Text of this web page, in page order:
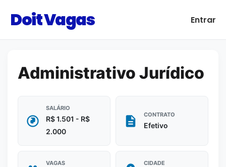
Doit Vagas Entrar
Administrativo Jurídico
SALÁRIO
R$ 1.501 - R$
2.000
CONTRATO
Efetivo
VAGAS CIDADE